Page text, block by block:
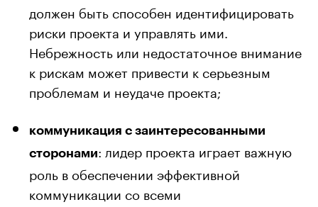
должен быть способен идентифицировать
риски проекта и управлять ими.
Небрежность или недостаточное внимание
к рискам может привести к серьезным
проблемам и неудаче проекта;
коммуникация с заинтересованными
сторонами: лидер проекта играет важную
роль в обеспечении эффективной
коммуникации со всеми